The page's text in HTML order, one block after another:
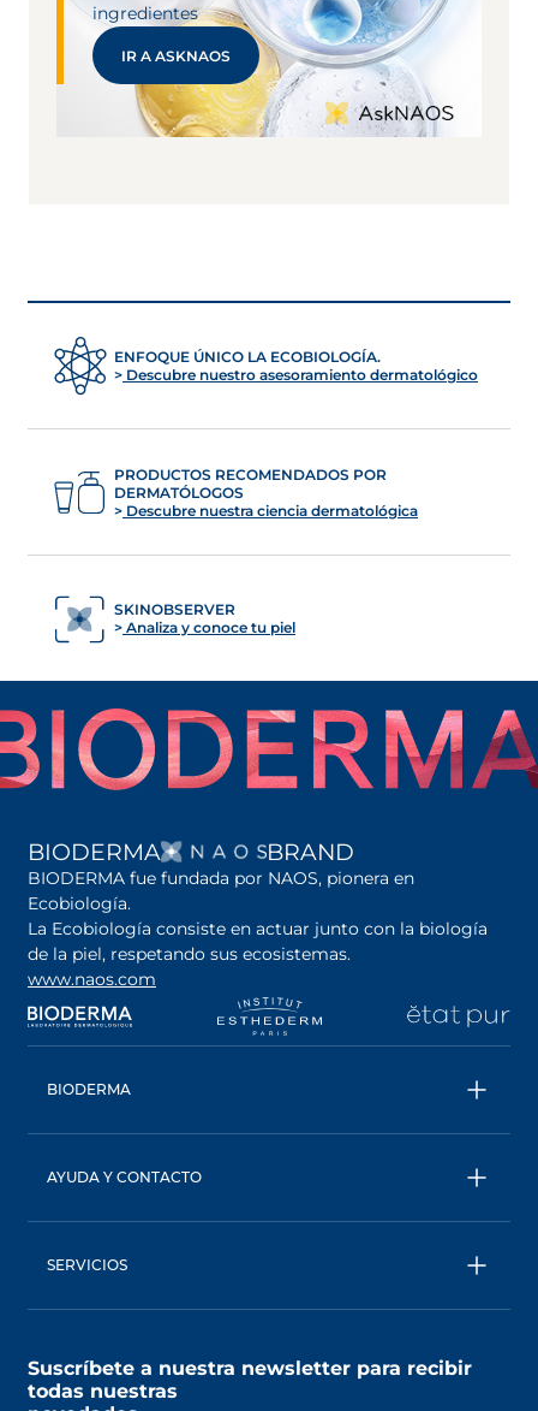
ingredientes
IR A ASKNAOS
ENFOQUE ÚNICO LA ECOBIOLOGÍA.
Descubre nuestro asesoramiento dermatológico
PRODUCTOS RECOMENDADOS POR
DERMATÓLOGOS
Descubre nuestra ciencia dermatológica
SKINOBSERVER
Analiza y conoce tu piel
BIODERMA SE ABRE EN UNA
BRAND
BIODERMA fue fundada por NAOS, pionera en
Ecobiología.
La Ecobiología consiste en actuar junto con la biología
de la piel, respetando sus ecosistemas.
www.naos.com
se abre en una pestaña nueva
se abre en una
BIODERMA
Agua micelar
BIODERMA: una marca de NAOS
AYUDA Y CONTACTO
Términos y condiciones
SERVICIOS
MyNaos, descubre el programa de fidelidad
Suscríbete a nuestra newsletter para recibir
todas nuestras